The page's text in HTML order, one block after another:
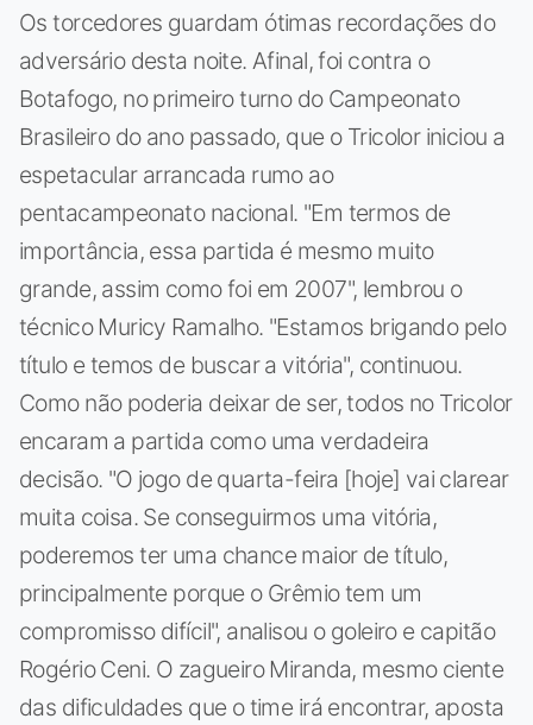
Os torcedores guardam ótimas recordações do
adversário desta noite. Afinal, foi contra o
Botafogo, no primeiro turno do Campeonato
Brasileiro do ano passado, que o Tricolor iniciou a
espetacular arrancada rumo ao
pentacampeonato nacional. "Em termos de
importância, essa partida é mesmo muito
grande, assim como foi em 2007", lembrou o
técnico Muricy Ramalho. "Estamos brigando pelo
título e temos de buscar a vitória", continuou.
Como não poderia deixar de ser, todos no Tricolor
encaram a partida como uma verdadeira
decisão. "O jogo de quarta-feira [hoje] vai clarear
muita coisa. Se conseguirmos uma vitória,
poderemos ter uma chance maior de título,
principalmente porque o Grêmio tem um
compromisso difícil", analisou o goleiro e capitão
Rogério Ceni. O zagueiro Miranda, mesmo ciente
das dificuldades que o time irá encontrar, aposta